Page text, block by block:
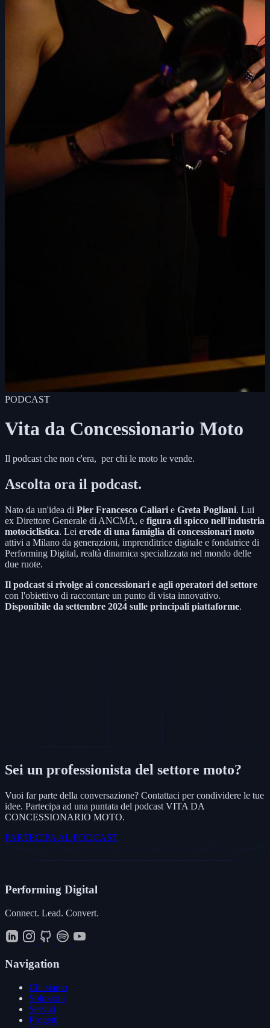
PODCAST
Vita da Concessionario Moto
Il podcast che non c'era, per chi le moto le vende.
Ascolta ora il podcast.
Nato da un'idea di Pier Francesco Caliari e Greta Pogliani. Lui
ex Direttore Generale di ANCMA, e figura di spicco nell'industria
motociclistica. Lei erede di una famiglia di concessionari moto
attivi a Milano da generazioni, imprenditrice digitale e fondatrice di
Performing Digital, realtà dinamica specializzata nel mondo delle
due ruote.
Il podcast si rivolge ai concessionari e agli operatori del settore
con l'obiettivo di raccontare un punto di vista innovativo.
Disponibile da settembre 2024 sulle principali piattaforme.
Sei un professionista del settore moto?
Vuoi far parte della conversazione? Contattaci per condividere le tue
idee. Partecipa ad una puntata del podcast VITA DA
CONCESSIONARIO MOTO.
PARTECIPA AL PODCAST
Performing Digital
Connect. Lead. Convert.
Navigation
Chi siamo
Soluzioni
Servizi
Progetti